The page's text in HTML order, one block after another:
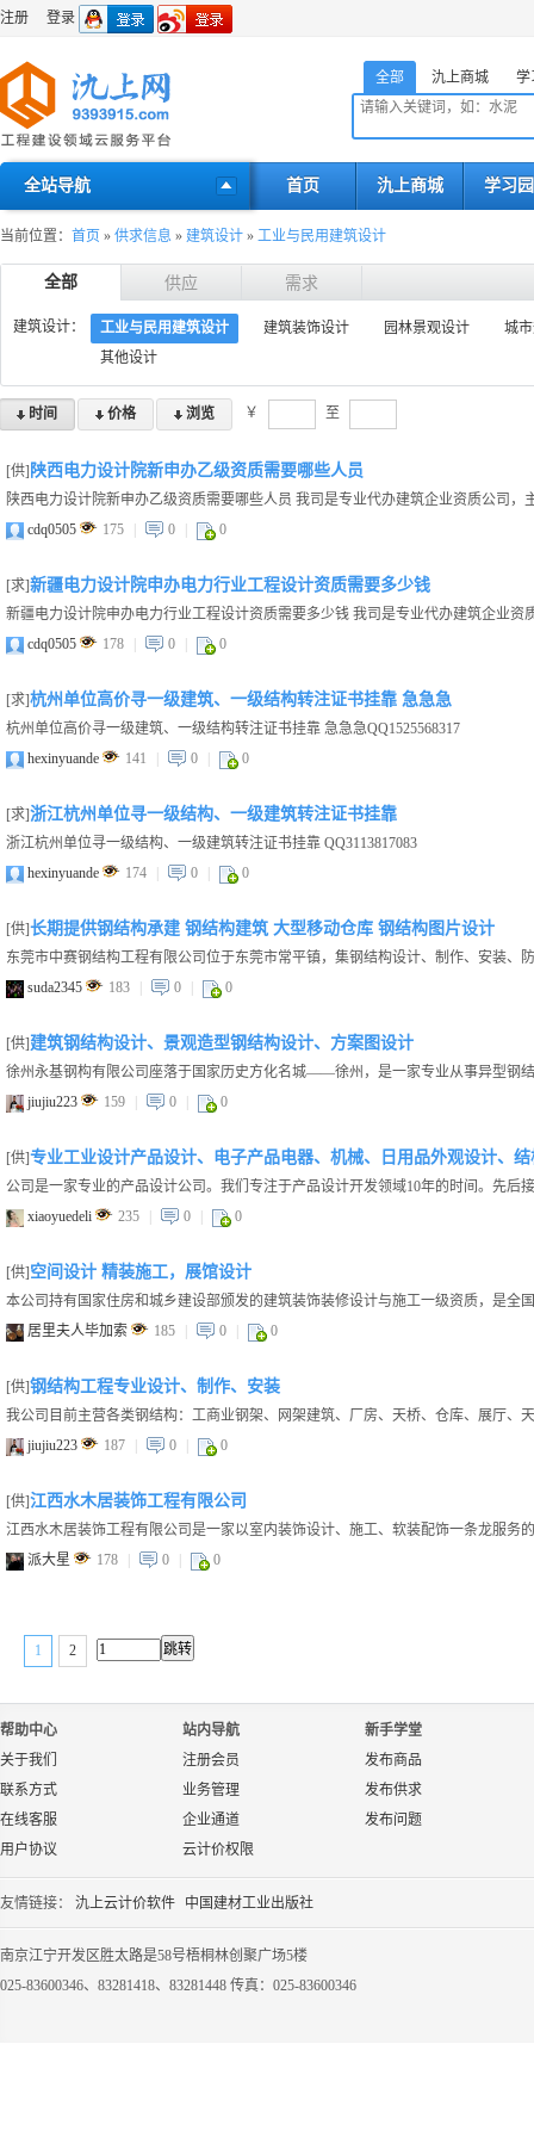
注册 登录
全部 氿上商城 学
全站导航 首页 氿上商城 学习
当前位置： 首页 » 供求信息 » 建筑设计 » 工业与民用建筑设计
全部 供应 需求
建筑设计： 工业与民用建筑设计 建筑装饰设计 园林景观设计
城
其他设计
时间 价格 浏览 ￥ 至
[供] ​陕西电力设计院新申办乙级资质需要哪些人员
陕西电力设计院新申办乙级资质需要哪些人员 我司是专业代办建筑企业资质公司，
cdq0505
175 | 0 | 0
[求]新疆电力设计院申办电力行业工程设计资质需要多少钱
新疆电力设计院申办电力行业工程设计资质需要多少钱 我司是专业代办建筑企业资
cdq0505
178 | 0 | 0
[求]杭州单位高价寻一级建筑、一级结构转注证书挂靠 急急急
杭州单位高价寻一级建筑、一级结构转注证书挂靠 急急急QQ1525568317
hexinyuande
141 | 0 | 0
[求]浙江杭州单位寻一级结构、一级建筑转注证书挂靠
浙江杭州单位寻一级结构、一级建筑转注证书挂靠 QQ3113817083
hexinyuande
174 | 0 | 0
[供]长期提供钢结构承建 钢结构建筑 大型移动仓库 钢结构图片设计
suda2345 183 | 0 | 0
[供]建筑钢结构设计、景观造型钢结构设计、方案图设计
jiujiu223 159 | 0 | 0
[供]专业工业设计产品设计、电子产品电器、机械、日用品外观设计、
xiaoyuedeli 235 | 0 | 0
[供]空间设计 精装施工，展馆设计
居里夫人毕加索 185 | 0 | 0
[供]钢结构工程专业设计、制作、安装
jiujiu223 187 | 0 | 0
[供]江西水木居装饰工程有限公司
派大星 178 | 0 | 0
1 2
帮助中心
关于我们
联系方式
在线客服
用户协议
站内导航
注册会员
业务管理
企业通道
云计价权限
新手学堂
发布商品
发布供求
发布问题
友情链接： 氿上云计价软件 中国建材工业出版社
南京江宁开发区胜太路是58号梧桐林创聚广场5楼
025-83600346、83281418、83281448 传真：025-83600346